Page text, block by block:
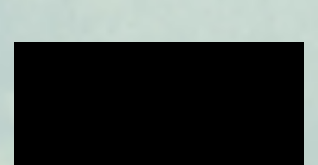
du